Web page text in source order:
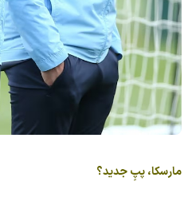
مارسکا، پپِ جدید؟